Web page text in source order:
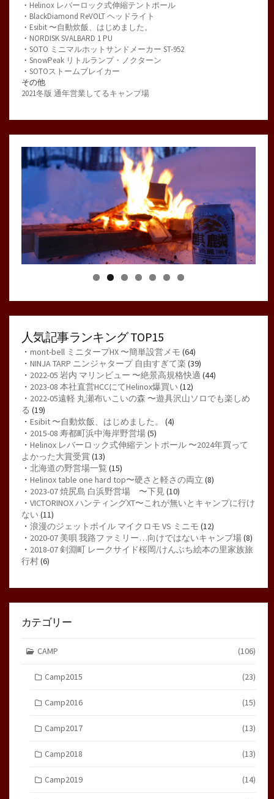
・ Helinox レバーロック式伸縮テントポール
・ BlackDiamond ReVOLT ヘッドライト
・ Esibit 〜自動炊飯、はじめました。
・ NORDISK SVALBARD 1 PU
・ SOTO ミニマルホットサンドメーカー ST-952
・ SnowPeak リトルランプ・ノクターン
・ SOTOストームブレイカー
その他
2021冬版 通年営業してるキャンプ場
人気記事ランキング TOP15
・ mont-bell ミニタープHX 〜簡単設営メモ (64)
・ NINJA TARP ニンジャタープ 自由すぎて楽 (39)
・ 2022-05 岩内 マリンビュー 〜絶景高規格快適 (44)
・ 2023-08 本社直営HCCにてHelinox爆買い (12)
・ 2022-05遠軽 丸瀬布いこいの森 〜遊具沢山ソロでも楽しめ
る (19)
・ Esibit 〜自動炊飯、はじめました。
(4)
・ 2015-08 寿都町浜中海岸野営場(5)
・ Helinox レバーロック式伸縮テントポール 〜2024年買って
よかった大賞受賞(13)
・ 北海道の野営場一覧 (15)
・ Helinox table one hard top〜硬さと軽さの両立 (8)
・ 2023-07 焼尻島 白浜野営場 〜下見 (10)
・ VICTORINOX ハンティングXT〜これが無いとキャンプに行け
ない (11)
・ 浪漫のジェットボイル マイクロモ VS ミニモ (12)
・ 2020-07 美唄 我路ファミリー…向けではないキャンプ場(8)
・ 2018-07 剣淵町 レークサイド桜岡/けんぶち絵本の里家族旅
行村(6)
カテゴリー
CAMP (106)
Camp2015 (23)
Camp2016 (15)
Camp2017 (13)
Camp2018 (13)
Camp2019 (14)